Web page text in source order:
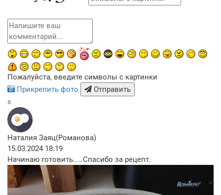
Пожалуйста, введите символы с картинки
Прикрепить фото
Отправить
x
Наталия Заяц(Романова)
15.03.2024 18:19
Начинаю готовить.....Спасибо за рецепт.